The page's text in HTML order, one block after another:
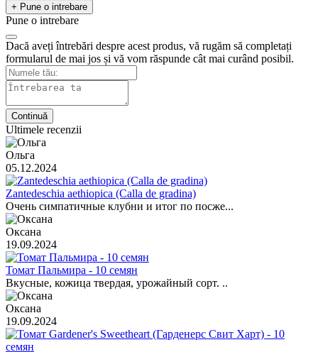
+ Pune o intrebare
Pune o intrebare
Dacă aveți întrebări despre acest produs, vă rugăm să completați
formularul de mai jos și vă vom răspunde cât mai curând posibil.
Continuă
Ultimele recenzii
Ольга
05.12.2024
Zantedeschia aethiopica (Calla de gradina)
Очень симпатичные клубни и итог по посже...
Оксана
19.09.2024
Томат Пальмира - 10 семян
Вкусные, кожица твердая, урожайный сорт. ..
Оксана
19.09.2024